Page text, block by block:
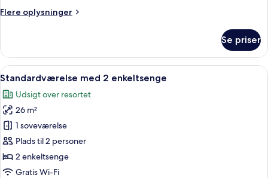
Flere oplysninger
Flere
-
dobbeltseng
Se priser
Indlæs
alle
billeder
af
Standardværelse
med
2
enkeltsenge
Et hotelværelse med to senge, et
4
Standardværelse med 2 enkeltsenge
Udsigt over resortet
26 m²
1 soveværelse
Plads til 2 personer
2 enkeltsenge
Gratis Wi-Fi